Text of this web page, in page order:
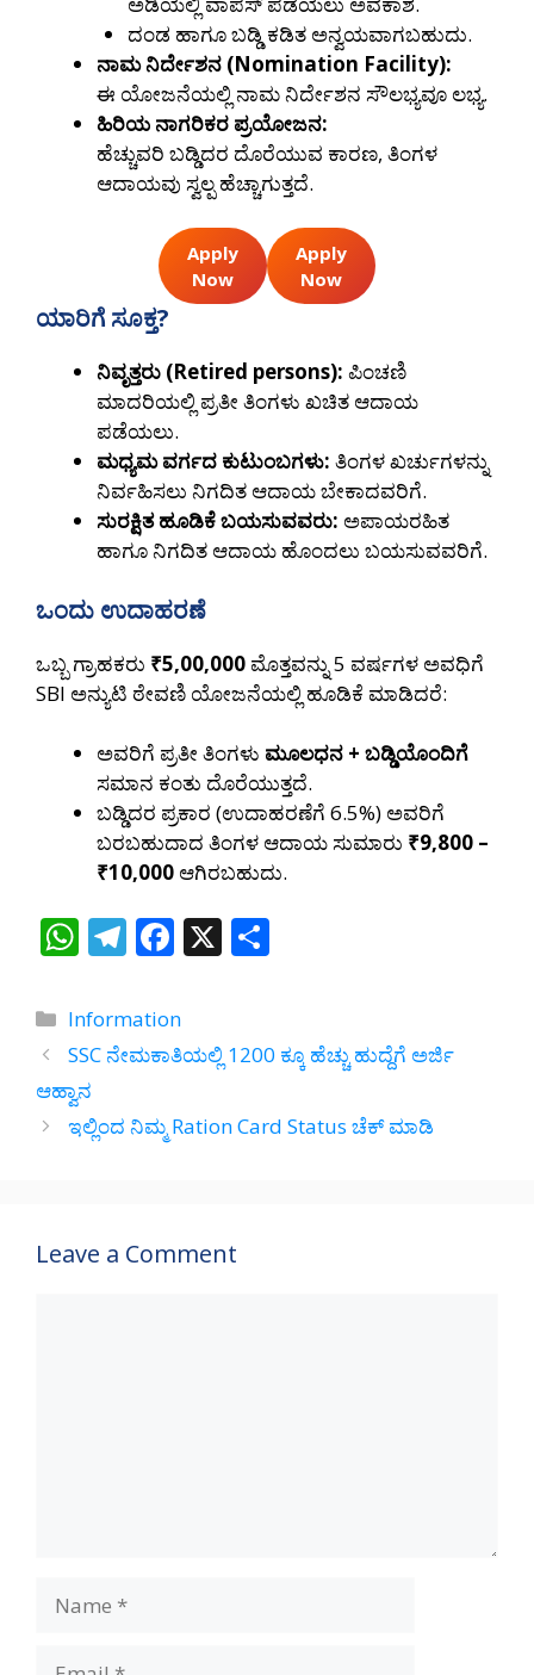
ದಂಡ ಹಾಗೂ ಬಡ್ಡಿ ಕಡಿತ ಅನ್ವಯವಾಗಬಹುದು.
ನಾಮ ನಿರ್ದೇಶನ (Nomination Facility):
ಈ ಯೋಜನೆಯಲ್ಲಿ ನಾಮ ನಿರ್ದೇಶನ ಸೌಲಭ್ಯವೂ ಲಭ್ಯ.
ಹಿರಿಯ ನಾಗರಿಕರ ಪ್ರಯೋಜನ:
ಹೆಚ್ಚುವರಿ ಬಡ್ಡಿದರ ದೊರೆಯುವ ಕಾರಣ, ತಿಂಗಳ
ಆದಾಯವು ಸ್ವಲ್ಪ ಹೆಚ್ಚಾಗುತ್ತದೆ.
Apply
Now
Apply
Now
ಯಾರಿಗೆ ಸೂಕ್ತ?
ನಿವೃತ್ತರು (Retired persons): ಪಿಂಚಣಿ
ಮಾದರಿಯಲ್ಲಿ ಪ್ರತೀ ತಿಂಗಳು ಖಚಿತ ಆದಾಯ
ಪಡೆಯಲು.
ಮಧ್ಯಮ ವರ್ಗದ ಕುಟುಂಬಗಳು: ತಿಂಗಳ ಖರ್ಚುಗಳನ್ನು
ನಿರ್ವಹಿಸಲು ನಿಗದಿತ ಆದಾಯ ಬೇಕಾದವರಿಗೆ.
ಸುರಕ್ಷಿತ ಹೂಡಿಕೆ ಬಯಸುವವರು: ಅಪಾಯರಹಿತ
ಹಾಗೂ ನಿಗದಿತ ಆದಾಯ ಹೊಂದಲು ಬಯಸುವವರಿಗೆ.
ಒಂದು ಉದಾಹರಣೆ
ಒಬ್ಬ ಗ್ರಾಹಕರು ₹5,00,000 ಮೊತ್ತವನ್ನು 5 ವರ್ಷಗಳ ಅವಧಿಗೆ
SBI ಅನ್ಯುಟಿ ಠೇವಣಿ ಯೋಜನೆಯಲ್ಲಿ ಹೂಡಿಕೆ ಮಾಡಿದರೆ:
ಅವರಿಗೆ ಪ್ರತೀ ತಿಂಗಳು ಮೂಲಧನ + ಬಡ್ಡಿಯೊಂದಿಗೆ
ಸಮಾನ ಕಂತು ದೊರೆಯುತ್ತದೆ.
ಬಡ್ಡಿದರ ಪ್ರಕಾರ (ಉದಾಹರಣೆಗೆ 6.5%) ಅವರಿಗೆ
ಬರಬಹುದಾದ ತಿಂಗಳ ಆದಾಯ ಸುಮಾರು ₹9,800 –
₹10,000 ಆಗಿರಬಹುದು.
W
at
s
A
p
T
e
gr
m
F
e
b
o
X
e
Categories
Information
SSC ನೇಮಕಾತಿಯಲ್ಲಿ 1200 ಕ್ಕೂ ಹೆಚ್ಚು ಹುದ್ದೆಗೆ ಅರ್ಜಿ
ಆಹ್ವಾನ
ಇಲ್ಲಿಂದ ನಿಮ್ಮ Ration Card Status ಚೆಕ್‌ ಮಾಡಿ
Leave a Comment